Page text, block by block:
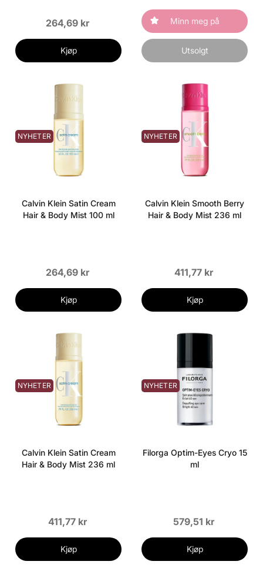
264,69 kr
Kjøp
Minn meg på
Utsolgt
NYHETER
Calvin Klein Satin Cream
Hair & Body Mist 100 ml
264,69 kr
Kjøp
NYHETER
Calvin Klein Smooth Berry
Hair & Body Mist 236 ml
411,77 kr
Kjøp
NYHETER
Calvin Klein Satin Cream
Hair & Body Mist 236 ml
411,77 kr
Kjøp
NYHETER
Filorga Optim-Eyes Cryo 15
ml
579,51 kr
Kjøp